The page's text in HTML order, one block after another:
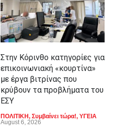
Στην Κόρινθο κατηγορίες για
επικοινωνιακή «κουρτίνα»
με έργα βιτρίνας που
κρύβουν τα προβλήματα του
ΕΣΥ
ΠΟΛΙΤΙΚΗ, Συμβαίνει τώρα!, ΥΓΕΙΑ
August 6, 2026